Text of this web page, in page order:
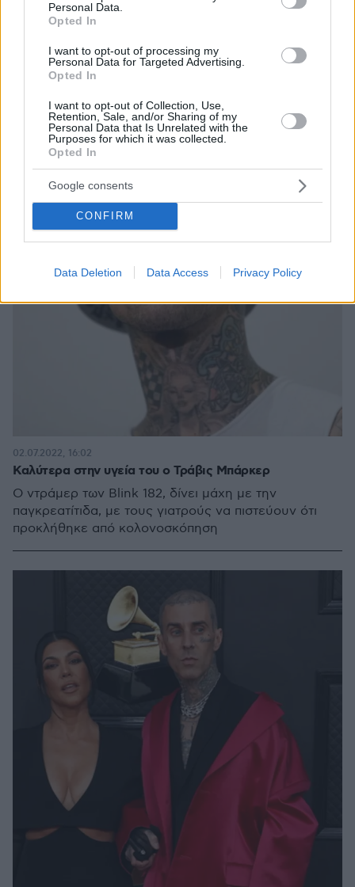
Personal Data.
Opted In
I want to opt-out of processing my
Personal Data for Targeted Advertising.
Opted In
I want to opt-out of Collection, Use,
Retention, Sale, and/or Sharing of my
Personal Data that Is Unrelated with the
Purposes for which it was collected.
Opted In
Google consents
CONFIRM
Data Deletion Data Access Privacy Policy
να μην το γνωρίζουν και η διάγνωση να τίθεται όταν
έχουν προχωρήσουν τα συμπτώματα, με κυρίαρχο
τον έντονο πόνο στην κοιλιακή χώρα. Ο Δρ.
Αλέξανδρος Γιακουστίδης, επίκουρος καθηγητής
Χειρουργικής ΑΠΘ, εξηγεί ποιοι κινδυνεύουν να
πάθουν παγκρεατίτιδα λόγω χολολιθίασης και ποια
είναι η αντιμετώπιση
Καλύτερα στην υγεία του ο Τράβις Μπάρκερ
Ο ντράμερ των Blink 182, δίνει μάχη με την
παγκρεατίτιδα, με τους γιατρούς να πιστεύουν ότι
προκλήθηκε από κολονοσκόπηση
02.07.2022, 16:02